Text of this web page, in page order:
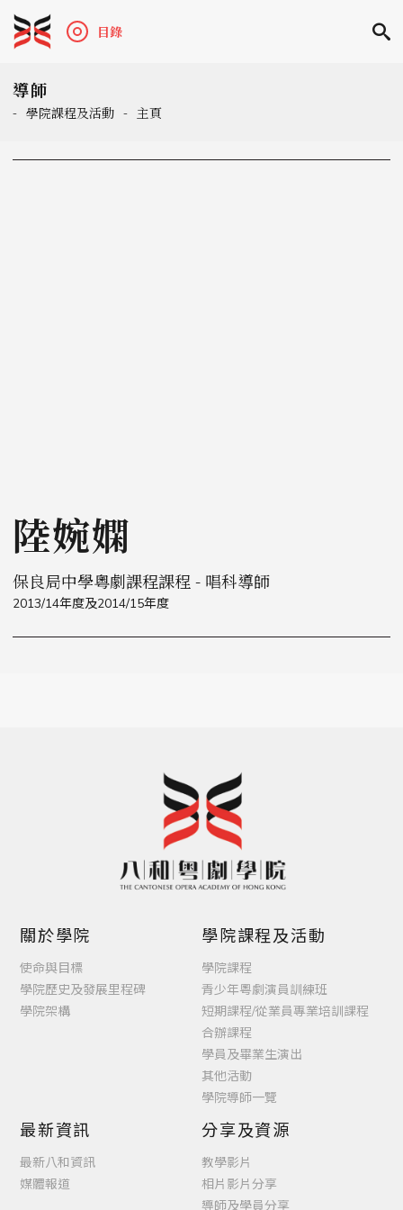
目錄
導師
- 學院課程及活動 - 主頁
陸婉嫻
保良局中學粵劇課程課程 - 唱科導師
2013/14年度及2014/15年度
關於學院
使命與目標
學院歷史及發展里程碑
學院架構
學院課程及活動
學院課程
青少年粵劇演員訓練班
短期課程/從業員專業培訓課程
合辦課程
學員及畢業生演出
其他活動
學院導師一覽
最新資訊
最新八和資訊
媒體報道
分享及資源
教學影片
相片影片分享
導師及學員分享